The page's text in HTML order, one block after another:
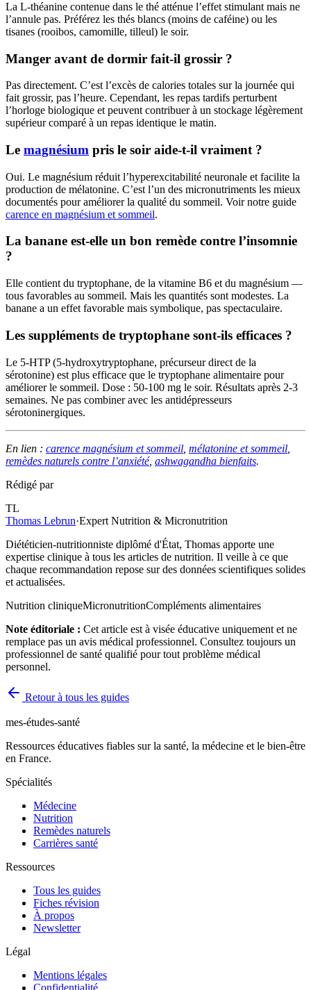
La L-théanine contenue dans le thé atténue l’effet stimulant mais ne
l’annule pas. Préférez les thés blancs (moins de caféine) ou les
tisanes (rooibos, camomille, tilleul) le soir.
Manger avant de dormir fait-il grossir ?
Pas directement. C’est l’excès de calories totales sur la journée qui
fait grossir, pas l’heure. Cependant, les repas tardifs perturbent
l’horloge biologique et peuvent contribuer à un stockage légèrement
supérieur comparé à un repas identique le matin.
Le magnésium pris le soir aide-t-il vraiment ?
Oui. Le magnésium réduit l’hyperexcitabilité neuronale et facilite la
production de mélatonine. C’est l’un des micronutriments les mieux
documentés pour améliorer la qualité du sommeil. Voir notre guide
carence en magnésium et sommeil.
La banane est-elle un bon remède contre l’insomnie
?
Elle contient du tryptophane, de la vitamine B6 et du magnésium —
tous favorables au sommeil. Mais les quantités sont modestes. La
banane a un effet favorable mais symbolique, pas spectaculaire.
Les suppléments de tryptophane sont-ils efficaces ?
Le 5-HTP (5-hydroxytryptophane, précurseur direct de la
sérotonine) est plus efficace que le tryptophane alimentaire pour
améliorer le sommeil. Dose : 50-100 mg le soir. Résultats après 2-3
semaines. Ne pas combiner avec les antidépresseurs
sérotoninergiques.
En lien : carence magnésium et sommeil mélatonine et sommeil
remèdes naturels contre l’anxiété, ashwagandha bienfaits.
Rédigé par
TL
Thomas Lebrun·Expert Nutrition & Micronutrition
Diététicien-nutritionniste diplômé d'État, Thomas apporte une
expertise clinique à tous les articles de nutrition. Il veille à ce que
chaque recommandation repose sur des données scientifiques solides
et actualisées.
Nutrition cliniqueMicronutritionCompléments alimentaires
Note éditoriale : Cet article est à visée éducative uniquement et ne
remplace pas un avis médical professionnel. Consultez toujours un
professionnel de santé qualifié pour tout problème médical
personnel.
Retour à tous les guides
mes-études-santé
Ressources éducatives fiables sur la santé, la médecine et le bien-être
en France.
Spécialités
Médecine
Nutrition
Remèdes naturels
Carrières santé
Ressources
Tous les guides
Fiches révision
À propos
Newsletter
Légal
Mentions légales
Confidentialité